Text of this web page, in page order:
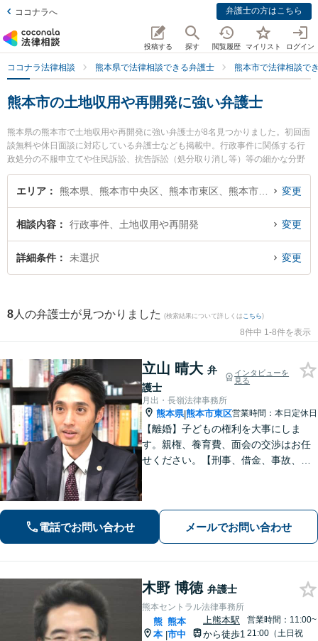
ココナラへ 弁護士の方はこちら
投稿する 探す 閲覧履歴 マイリスト ログイン
ココナラ法律相談 熊本県で法律相談できる弁護士 熊本市で法律相談で
熊本市の土地収用や再開発に強い弁護士
熊本県の熊本市で土地収用や再開発に強い弁護士が8名見つかりました。初回面
談無料や休日面談に対応している弁護士なども掲載中。行政事件に関係する行
政処分の不服申立てや住民訴訟、抗告訴訟（処分取り消し等）等の細かな分野
での絞り込み検索もでき便利です。特に月出・長嶺法律事務所の立山 晴大弁護
士や熊本セントラル法律事務所の木野 博徳弁護士、保田窪法律事務所の田上 裕
士に相談したい』『土地収用や再開発のトラブル解決の実績豊富な近くの弁護
士を検索したい』『初回相談無料で土地収用や再開発を法律相談できる熊本市
内の弁護士に相談予約したい』などでお困りの相談者さんにおすすめです。
エリア 変更
相談内容 行政事件、土地収用や再開発 変更
詳細条件 未選択 変更
8 人の弁護士が見つかりました (検索結果について詳しくは こちら)
8件中 1-8件を表示
立山 晴大 弁
護士
インタビューを
見る
月出・長嶺法律事務所
熊本県|熊本市東区営業時間：本日定休日
【離婚】子どもの権利を大事にしま
す。親権、養育費、面会の交渉はお任
せください。【刑事、借金、事故、労
電話でお問い合わせ メールでお問い合わせ
木野 博徳 弁護士
熊本セントラル法律事務所
熊
本 |
熊本
市中
上熊本駅
から徒歩1
営業時間：11:00~
21:00（土日祝